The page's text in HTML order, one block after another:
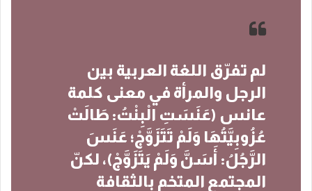
لم تفرّق اللغة العربية بين
الرجل والمرأة في معنى كلمة
عانس (عَنَسَتِ الْبِنْتُ: طَالَتْ
عُزُوبِيَّتُهَا وَلَمْ تَتَزَوَّجْ؛ عَنَسَ
الرَّجُلُ: أَسَنَّ وَلَمْ يَتَزَوَّجْ)، لكنّ
المجتمع المتخم بالثقافة